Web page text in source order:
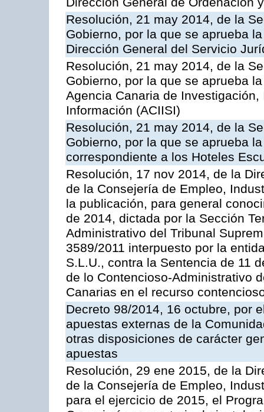
Resolución, 21 may 2014, de la
Gobierno, por la que se aprueba
Dirección General del Servicio
Resolución, 21 may 2014, de la
Gobierno, por la que se aprueba
Agencia Canaria de
Información (ACIISI)
Resolución, 21 may 2014, de la
Gobierno, por la que se aprueba
correspondiente a los Hoteles
Resolución, 17 nov 2014, de la
de la Consejería de Empleo,
la publicación, para general
de 2014, dictada por la Sección
Administrativo del Tribunal
3589/2011 interpuesto por la
S.L.U., contra la Sentencia de 11
de lo Contencioso-Administrativo
Canarias en el recurso
Decreto 98/2014, 16 octubre, por
apuestas externas de la
otras disposiciones de carácter
apuestas
Resolución, 29 ene 2015, de la
de la Consejería de Empleo,
para el ejercicio de 2015, el